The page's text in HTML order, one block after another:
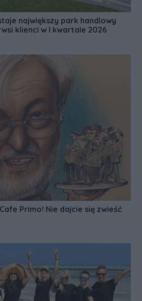
największy park handlowy
klienci w I kwartale 2026
Primo! Nie dajcie się zwieść